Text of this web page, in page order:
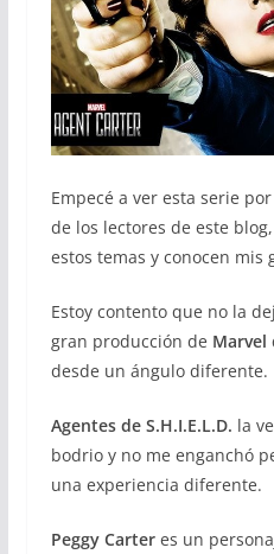
Empecé a ver esta serie
de los lectores de este
estos temas y conocen mis
Estoy contento que no la
gran producción de Marvel
desde un ángulo diferente.
Agentes de S.H.I.E.L.D. la
bodrio y no me enganchó
una experiencia diferente.
Peggy Carteres un